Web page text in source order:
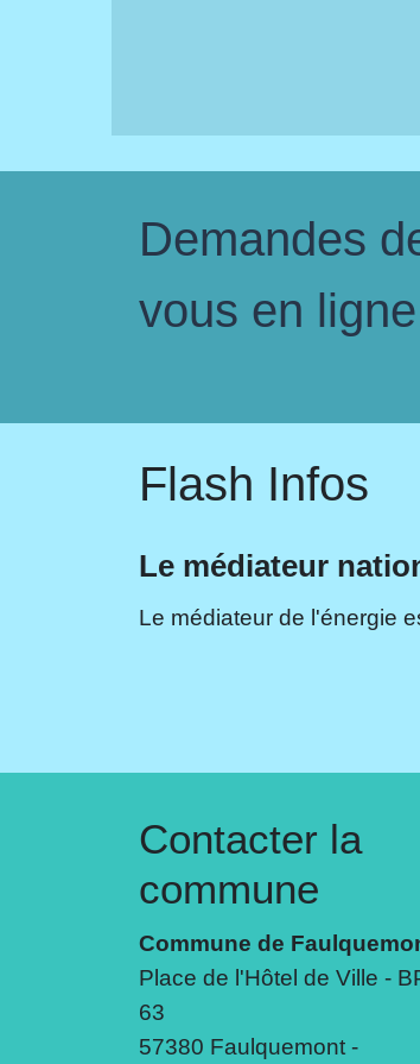
Demandes
vous en ligne
Flash Infos
Le médiateur
Le médiateur de l'énergie
Contacter la
commune
Commune de
Place de l'Hôtel de Ville -
63
57380 Faulquemont -